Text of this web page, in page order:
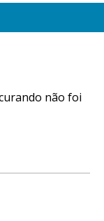
não foi